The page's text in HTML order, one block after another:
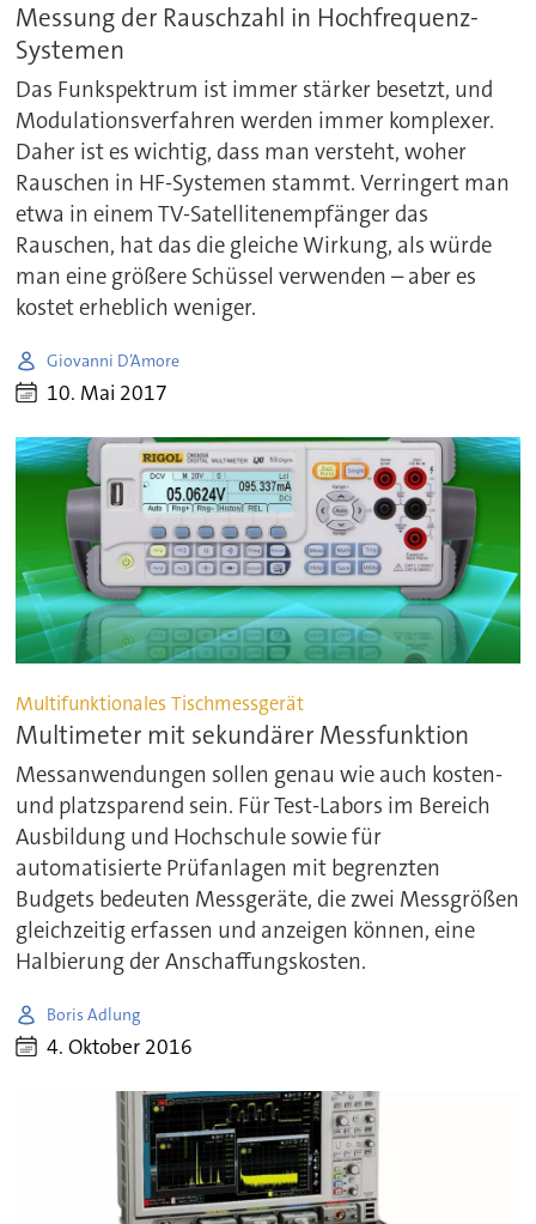
Messung der Rauschzahl in Hochfrequenz-
Systemen
Das Funkspektrum ist immer stärker besetzt, und
Modulationsverfahren werden immer komplexer.
Daher ist es wichtig, dass man versteht, woher
Rauschen in HF-Systemen stammt. Verringert man
etwa in einem TV-Satellitenempfänger das
Rauschen, hat das die gleiche Wirkung, als würde
man eine größere Schüssel verwenden – aber es
kostet erheblich weniger.
Giovanni D’Amore
10. Mai 2017
Multifunktionales Tischmessgerät
Multimeter mit sekundärer Messfunktion
Messanwendungen sollen genau wie auch kosten-
und platzsparend sein. Für Test-Labors im Bereich
Ausbildung und Hochschule sowie für
automatisierte Prüfanlagen mit begrenzten
Budgets bedeuten Messgeräte, die zwei Messgrößen
gleichzeitig erfassen und anzeigen können, eine
Halbierung der Anschaffungskosten.
Boris Adlung
4. Oktober 2016